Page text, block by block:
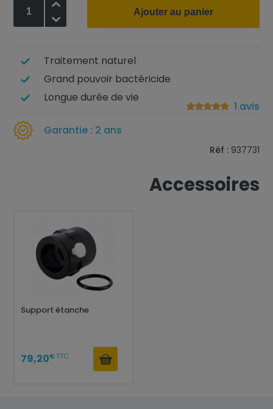
Ajouter au panier
Traitement naturel
Grand pouvoir bactéricide
Longue durée de vie
1 avis
Garantie : 2 ans
Réf : 937731
Accessoires
Support étanche
79,20€ TTC